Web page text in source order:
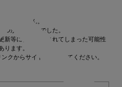
ありません。
つかりませんでした。
新等に伴い削除されてしまった可能性
ります。
クからサイトへ移動してください。